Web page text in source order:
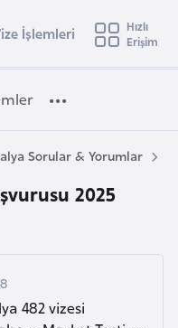
e
İşlemleri
Hızlı
Erişim
Sorular & Yorumlar
2025
482 vizesi